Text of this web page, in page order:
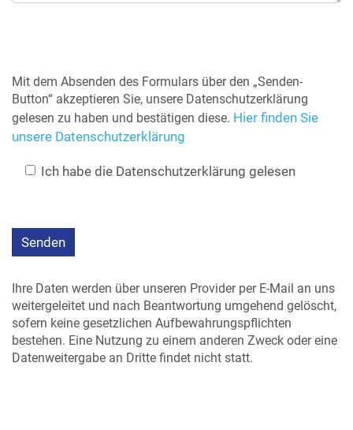
Mit dem Absenden des Formulars über den „Senden-
Button“ akzeptieren Sie, unsere Datenschutzerklärung
gelesen zu haben und bestätigen diese. Hier finden Sie
unsere Datenschutzerklärung
Ich habe die Datenschutzerklärung gelesen
Ihre Daten werden über unseren Provider per E-Mail an uns
weitergeleitet und nach Beantwortung umgehend gelöscht,
sofern keine gesetzlichen Aufbewahrungspflichten
bestehen. Eine Nutzung zu einem anderen Zweck oder eine
Datenweitergabe an Dritte findet nicht statt.